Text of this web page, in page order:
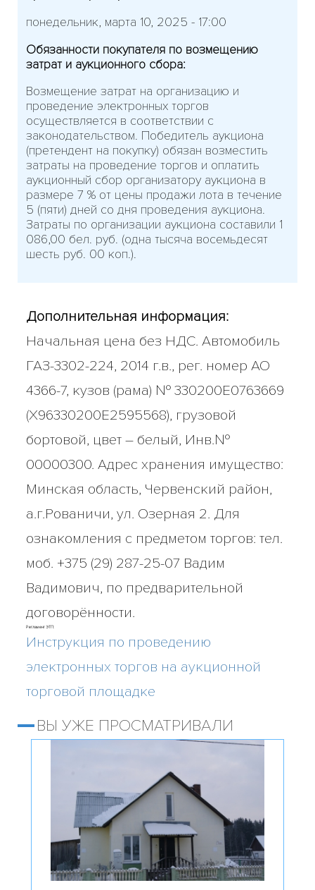
понедельник, марта 10, 2025 - 17:00
Обязанности покупателя по возмещению
затрат и аукционного сбора:
Возмещение затрат на организацию и
проведение электронных торгов
осуществляется в соответствии с
законодательством. Победитель аукциона
(претендент на покупку) обязан возместить
затраты на проведение торгов и оплатить
аукционный сбор организатору аукциона в
размере 7 % от цены продажи лота в течение
5 (пяти) дней со дня проведения аукциона.
Затраты по организации аукциона составили 1
086,00 бел. руб. (одна тысяча восемьдесят
шесть руб. 00 коп.).
Дополнительная информация:
Начальная цена без НДС. Автомобиль
ГАЗ-3302-224, 2014 г.в., рег. номер АО
4366-7, кузов (рама) № 330200Е0763669
(Х96330200Е2595568), грузовой
бортовой, цвет – белый, Инв.№
00000300. Адрес хранения имущество:
Минская область, Червенский район,
а.г.Рованичи, ул. Озерная 2. Для
ознакомления с предметом торгов: тел.
моб. +375 (29) 287-25-07 Вадим
Вадимович, по предварительной
договорённости.
Регламент ЭТП:
Инструкция по проведению
электронных торгов на аукционной
торговой площадке
ВЫ УЖЕ ПРОСМАТРИВАЛИ